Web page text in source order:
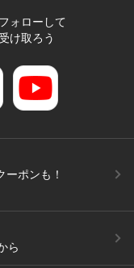
ォローして
け取ろう
ポンも！
ら